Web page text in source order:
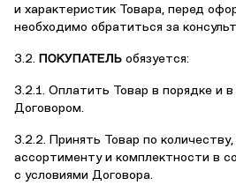
и характеристик Товара, перед
необходимо обратиться за
3.2. ПОКУПАТЕЛЬ обязуется:
3.2.1. Оплатить Товар в порядке и
Договором.
3.2.2. Принять Товар по количеству,
ассортименту и комплектности в
с условиями Договора.